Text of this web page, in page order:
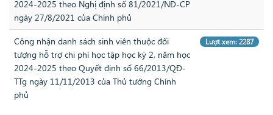
2024-2025 theo Nghị định số 81/2021/NĐ-CP
ngày 27/8/2021 của Chính phủ
Công nhận danh sách sinh viên thuộc đối
tượng hỗ trợ chi phí học tập học kỳ 2, năm học
2024-2025 theo Quyết định số 66/2013/QĐ-
TTg ngày 11/11/2013 của Thủ tướng Chính
phủ
Lượt xem: 2287